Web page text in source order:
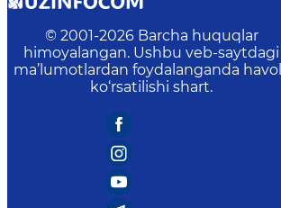
© 2001-2026 Barcha huquqlar
himoyalangan. Ushbu veb-saytdagi
ma’lumotlardan foydalanganda
ko‘rsatilishi shart.